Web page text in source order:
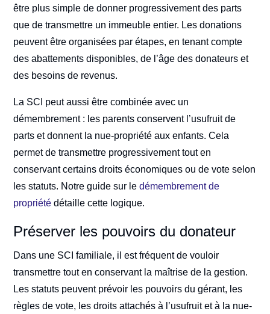
être plus simple de donner progressivement des parts
que de transmettre un immeuble entier. Les donations
peuvent être organisées par étapes, en tenant compte
des abattements disponibles, de l’âge des donateurs et
des besoins de revenus.
La SCI peut aussi être combinée avec un
démembrement : les parents conservent l’usufruit de
parts et donnent la nue-propriété aux enfants. Cela
permet de transmettre progressivement tout en
conservant certains droits économiques ou de vote selon
les statuts. Notre guide sur ledémembrement de
propriété détaille cette logique.
Préserver les pouvoirs du donateur
Dans une SCI familiale, il est fréquent de vouloir
transmettre tout en conservant la maîtrise de la gestion.
Les statuts peuvent prévoir les pouvoirs du gérant, les
règles de vote, les droits attachés à l’usufruit et à la nue-